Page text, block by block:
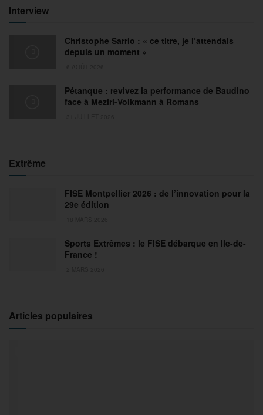
Interview
Christophe Sarrio : « ce titre, je l’attendais
depuis un moment »
Pétanque : revivez la performance de Baudino
face à Meziri-Volkmann à Romans
Extrême
FISE Montpellier 2026 : de l’innovation pour la
29e édition
Sports Extrêmes : le FISE débarque en Ile-de-
France !
Articles populaires